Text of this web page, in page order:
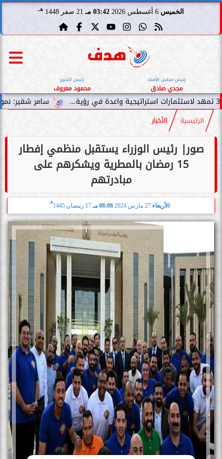
الخميس 03:42 مـ 21 صفر 1448 هـ
رئيس مجلس الأمناء
مجدي صادق
رئيس التحرير
محمود معروف
سامر شقير: نمو صناديق
الرئيسية الأخبار
صور| رئيس الوزراء يستقبل منظمي إفطار
15 رمضان بالمطرية ويشكرهم على
مبادرتهم
الأربعاء 27 مارس 2024 08:08 مـ 17 رمضان 1445
هـ